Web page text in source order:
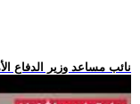
.. نائب مساعد وزير الدفاع